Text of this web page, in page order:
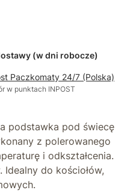
(w dni robocze)
Paczkomaty 24/7 (Polska)
w punktach INPOST
podstawka pod świecę
z polerowanego
i odkształcenia.
Idealny do kościołów,